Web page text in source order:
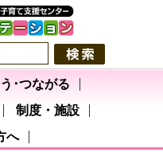
･つながる
制度・施設
へ